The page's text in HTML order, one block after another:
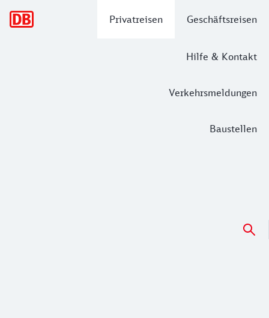
Privatreisen Geschäftsreisen
Hilfe & Kontakt
Verkehrsmeldungen
Baustellen